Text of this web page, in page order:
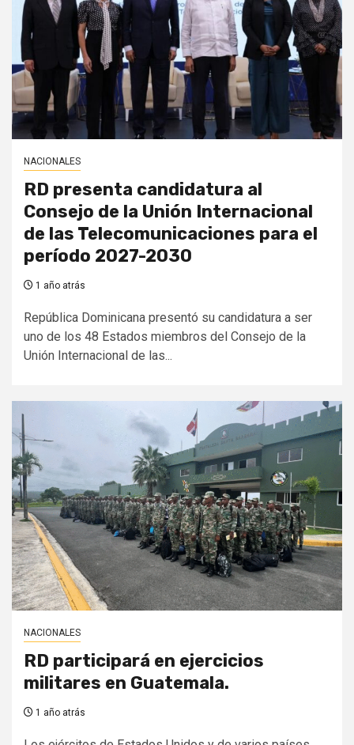
NACIONALES
RD presenta candidatura al
Consejo de la Unión Internacional
de las Telecomunicaciones para el
período 2027-2030
1 año atrás
República Dominicana presentó su candidatura a ser
uno de los 48 Estados miembros del Consejo de la
Unión Internacional de las...
NACIONALES
RD participará en ejercicios
militares en Guatemala.
1 año atrás